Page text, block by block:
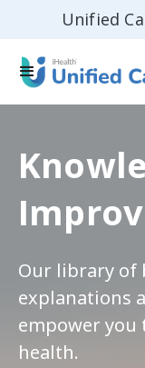
Unified
Our library of
explanations
empower
health.